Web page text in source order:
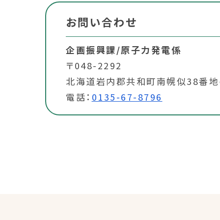
お問い合わせ
企画振興課/原子力発電係
〒048-2292
北海道岩内郡共和町南幌似38番
電話： 0135-67-8796